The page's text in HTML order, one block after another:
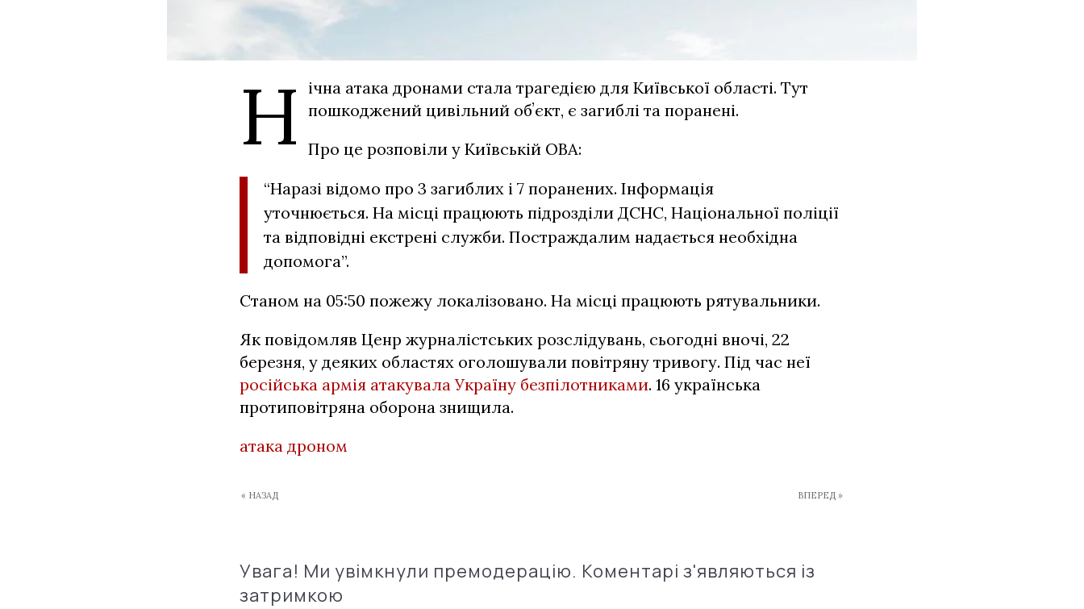
Н
ічна атака дронами стала трагедією для Київської області. Тут
пошкоджений цивільний обʼєкт, є загиблі та поранені.
Про це розповіли у Київській ОВА:
“Наразі відомо про 3 загиблих і 7 поранених. Інформація
уточнюється. На місці працюють підрозділи ДСНС, Національної поліції
та відповідні екстрені служби. Постраждалим надається необхідна
допомога”.
Станом на 05:50 пожежу локалізовано. На місці працюють рятувальники.
Як повідомляв Ценр журналістських розслідувань, сьогодні вночі, 22
березня, у деяких областях оголошували повітряну тривогу. Під час неї
російська армія атакувала Україну безпілотниками. 16 українська
протиповітряна оборона знищила.
атака дроном
« НАЗАД ВПЕРЕД »
Увага! Ми увімкнули премодерацію. Коментарі з'являються із
затримкою